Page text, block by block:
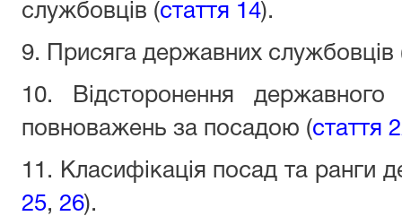
службовців (стаття 14).
9. Присяга державних службовців
10. Відсторонення
повноважень за посадою (стаття
11. Класифікація посад та ранги
25, 26).